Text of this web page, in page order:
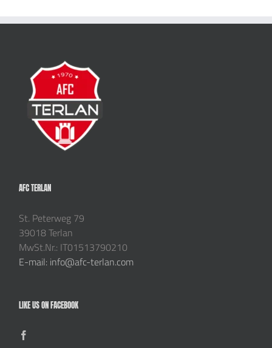
AFC TERLAN
St. Peterweg 79
39018 Terlan
MwSt.Nr.: IT01513790210
E-mail: info@afc-terlan.com
LIKE US ON FACEBOOK